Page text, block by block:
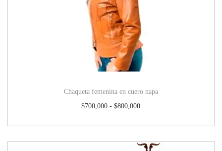
Chaqueta femenina en cuero napa
$700,000 - $800,000